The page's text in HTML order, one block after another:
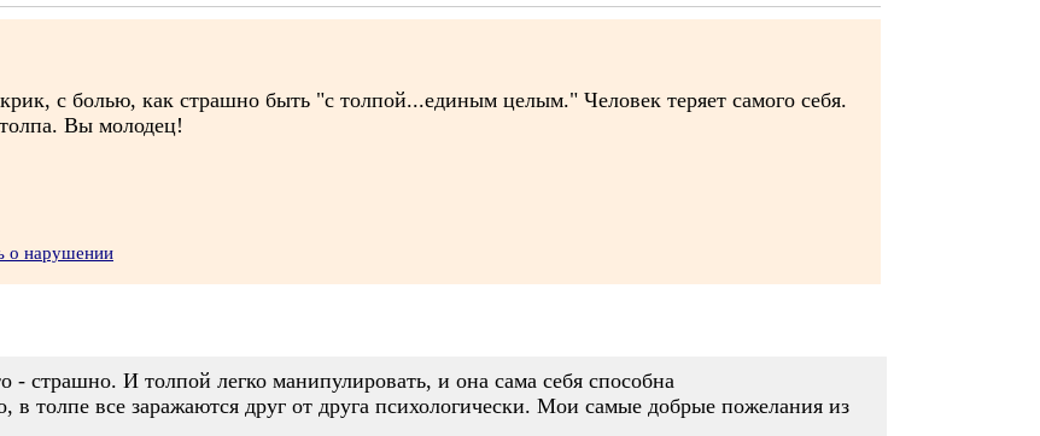
с болью, как страшно быть "с толпой...единым целым." Человек теряет самого себя.
Вы молодец!
о нарушении
- страшно. И толпой легко манипулировать, и она сама себя способна
в толпе все заражаются друг от друга психологически. Мои самые добрые пожелания из